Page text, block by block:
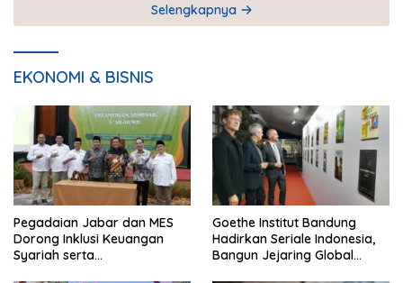
Selengkapnya
EKONOMI & BISNIS
Pegadaian Jabar dan MES
Dorong Inklusi Keuangan
Syariah serta
Goethe Institut Bandung
Hadirkan Seriale Indonesia,
Bangun Jejaring Global